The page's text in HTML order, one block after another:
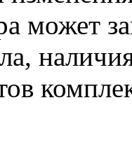
может